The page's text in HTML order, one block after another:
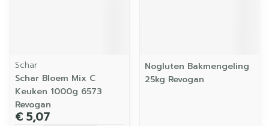
Schar
Schar Bloem Mix C
Keuken 1000g 6573
Revogan
€ 5,07
Nogluten Bakmengeling
25kg Revogan